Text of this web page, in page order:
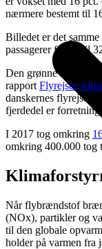
nærmere bestemt til
Billedet er det
passagerer fra 22 til
Den grønne
rapportFlyrejser,
danskernes flyrejser
fjerdedel er
I 2017 tog omkring
omkring 400.000 tog
Når flybrændstof
(NOx), partikler og
til den globale
holder på varmen fra